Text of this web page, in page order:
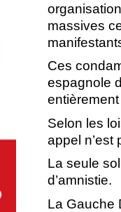
massives
Ces
espagnole
Selon les
appel n’est
La seule
d’amnistie.
La Gauche